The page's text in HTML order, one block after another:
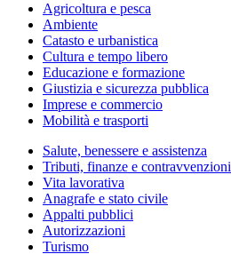
Agricoltura e pesca
Ambiente
Catasto e urbanistica
Cultura e tempo libero
Educazione e formazione
Giustizia e sicurezza pubblica
Imprese e commercio
Mobilità e trasporti
Salute, benessere e assistenza
Tributi, finanze e contravvenzioni
Vita lavorativa
Anagrafe e stato civile
Appalti pubblici
Autorizzazioni
Turismo